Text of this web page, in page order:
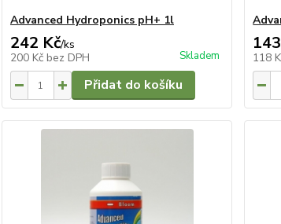
Advanced Hydroponics pH+ 1l
242 Kč/ks
200 Kč bez DPH Skladem
Přidat do košíku
118